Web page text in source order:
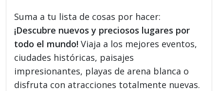
Suma a tu lista de cosas por hacer:
¡Descubre nuevos y preciosos lugares por
todo el mundo! Viaja a los mejores eventos,
ciudades históricas, paisajes
impresionantes, playas de arena blanca o
disfruta con atracciones totalmente nuevas.